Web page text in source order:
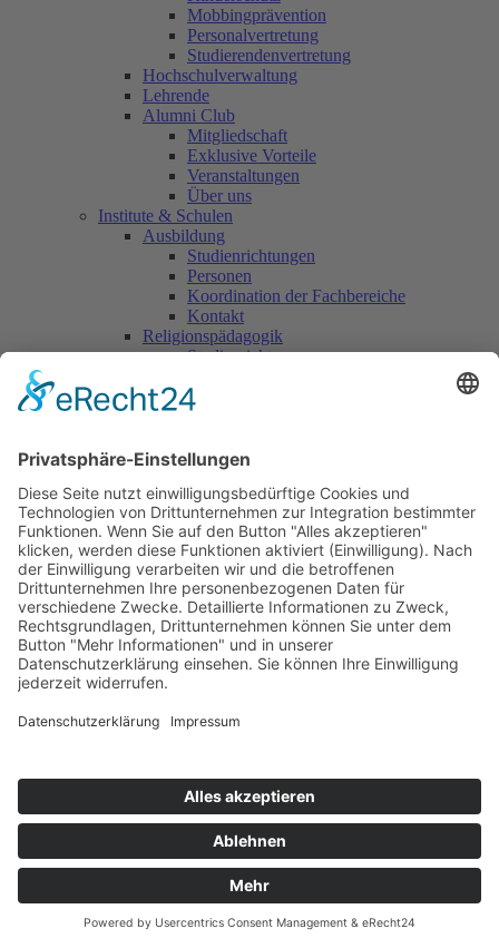
Mobbingprävention
Personalvertretung
Studierendenvertretung
Hochschulverwaltung
Lehrende
Alumni Club
Mitgliedschaft
Exklusive Vorteile
Veranstaltungen
Über uns
Institute & Schulen
Ausbildung
Studienrichtungen
Personen
Koordination der Fachbereiche
Kontakt
Religionspädagogik
Studienrichtungen
Linzer Forum Religionspäd.
Kontakt & Personen
Fortbildung
Weiterbildung
Personen
Kontakt
Medienbildung
Bildungsangebote
Projekte
IT- und Webservices
Medienwerkstatt
Personen
Kontakt
Wissenschaftstransfer
Kontakt
Internationaler wissenschaftlicher Beirat
Doktoratsstudium
Praxisvolksschule
Praxismittelschule
Zentren
Beratungszentrum
Beratungsangebote
Aktuelle Angebote